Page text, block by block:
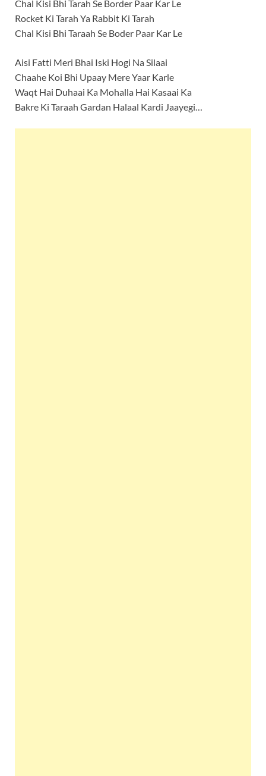
Chal Kisi Bhi Tarah Se Border Paar Kar Le
Rocket Ki Tarah Ya Rabbit Ki Tarah
Chal Kisi Bhi Taraah Se Boder Paar Kar Le
Aisi Fatti Meri Bhai Iski Hogi Na Silaai
Chaahe Koi Bhi Upaay Mere Yaar Karle
Waqt Hai Duhaai Ka Mohalla Hai Kasaai Ka
Bakre Ki Taraah Gardan Halaal Kardi Jaayegi…